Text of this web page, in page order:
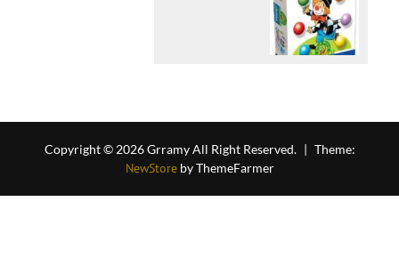
Copyright © 2026 Grramy All Right Reserved. | Theme:
NewStoreby ThemeFarmer